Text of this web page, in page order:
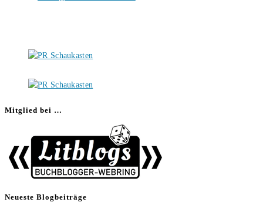
Mitglied bei …
Neueste Blogbeiträge